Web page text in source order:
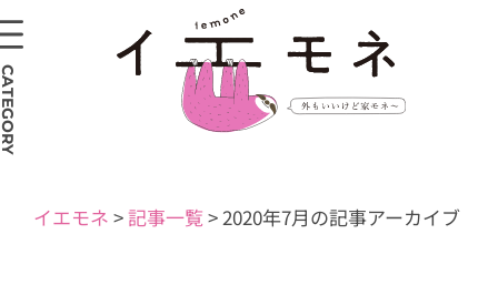
イエモネ >記事一覧>2020年7月の記事アーカイブ